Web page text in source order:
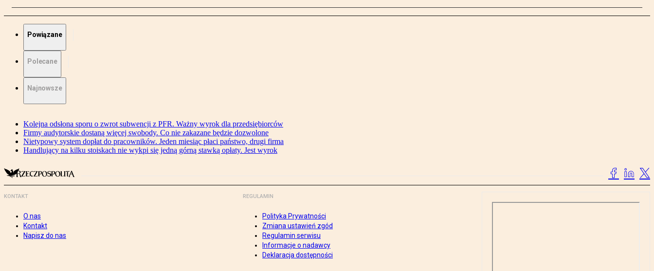
Powiązane
Polecane
Najnowsze
Kolejna odsłona sporu o zwrot subwencji z PFR. Ważny wyrok dla przedsiębiorców
Firmy audytorskie dostaną więcej swobody. Co nie zakazane będzie dozwolone
Nietypowy system dopłat do pracowników. Jeden miesiąc płaci państwo, drugi firma
Handlujący na kilku stoiskach nie wykpi się jedną górną stawką opłaty. Jest wyrok
KONTAKT
O nas
Kontakt
Napisz do nas
REGULAMIN
Polityka Prywatności
Zmiana ustawień zgód
Regulamin serwisu
Informacje o nadawcy
Deklaracja dostępności